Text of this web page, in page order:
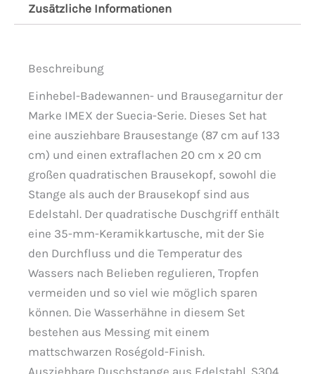
Zusätzliche Informationen
Beschreibung
Einhebel-Badewannen- und Brausegarnitur der
Marke IMEX der Suecia-Serie. Dieses Set hat
eine ausziehbare Brausestange (87 cm auf 133
cm) und einen extraflachen 20 cm x 20 cm
großen quadratischen Brausekopf, sowohl die
Stange als auch der Brausekopf sind aus
Edelstahl. Der quadratische Duschgriff enthält
eine 35-mm-Keramikkartusche, mit der Sie
den Durchfluss und die Temperatur des
Wassers nach Belieben regulieren, Tropfen
vermeiden und so viel wie möglich sparen
können. Die Wasserhähne in diesem Set
bestehen aus Messing mit einem
mattschwarzen Roségold-Finish.